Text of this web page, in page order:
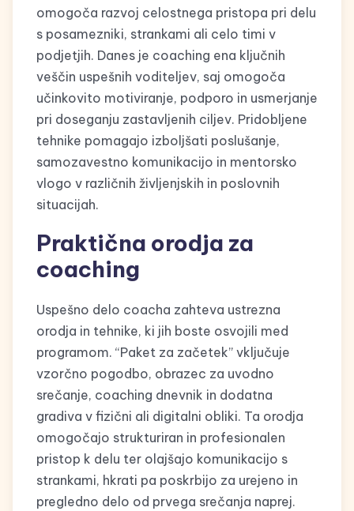
omogoča razvoj celostnega pristopa pri delu
s posamezniki, strankami ali celo timi v
podjetjih. Danes je coaching ena ključnih
veščin uspešnih voditeljev, saj omogoča
učinkovito motiviranje, podporo in usmerjanje
pri doseganju zastavljenih ciljev. Pridobljene
tehnike pomagajo izboljšati poslušanje,
samozavestno komunikacijo in mentorsko
vlogo v različnih življenjskih in poslovnih
situacijah.
Praktična orodja za
coaching
Uspešno delo coacha zahteva ustrezna
orodja in tehnike, ki jih boste osvojili med
programom. “Paket za začetek” vključuje
vzorčno pogodbo, obrazec za uvodno
srečanje, coaching dnevnik in dodatna
gradiva v fizični ali digitalni obliki. Ta orodja
omogočajo strukturiran in profesionalen
pristop k delu ter olajšajo komunikacijo s
strankami, hkrati pa poskrbijo za urejeno in
pregledno delo od prvega srečanja naprej.